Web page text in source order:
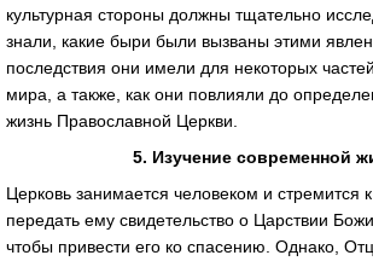
культурная стороны должны тщательно
знали, какие быри были вызваны этими
последствия они имели для некоторых
мира, а также, как они повлияли до
жизнь Православной Церкви.
5. Изучение современной
Церковь занимается человеком и стремится
передать ему свидетельство о Царствии
чтобы привести его ко спасению. Однако,